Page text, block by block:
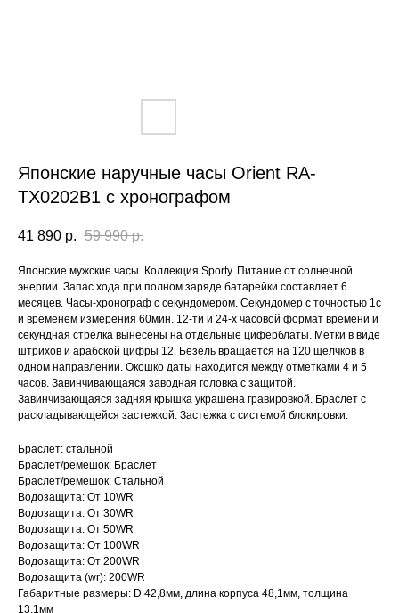
Японские наручные часы Orient RA-
TX0202B1 с хронографом
41 890 р. 59 990 р.
Японские мужские часы. Коллекция Sporty. Питание от солнечной
энергии. Запас хода при полном заряде батарейки составляет 6
месяцев. Часы-хронограф с секундомером. Секундомер с точностью 1с
и временем измерения 60мин. 12-ти и 24-х часовой формат времени и
секундная стрелка вынесены на отдельные циферблаты. Метки в виде
штрихов и арабской цифры 12. Безель вращается на 120 щелчков в
одном направлении. Окошко даты находится между отметками 4 и 5
часов. Завинчивающаяся заводная головка с защитой.
Завинчивающаяся задняя крышка украшена гравировкой. Браслет с
раскладывающейся застежкой. Застежка с системой блокировки.
Браслет: стальной
Браслет/ремешок: Браслет
Браслет/ремешок: Стальной
Водозащита: От 10WR
Водозащита: От 30WR
Водозащита: От 50WR
Водозащита: От 100WR
Водозащита: От 200WR
Водозащита (wr): 200WR
Габаритные размеры: D 42,8мм, длина корпуса 48,1мм, толщина
13,1мм